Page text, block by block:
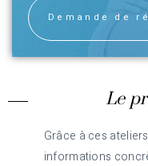
Demande de
Le
Grâce à ces
informations